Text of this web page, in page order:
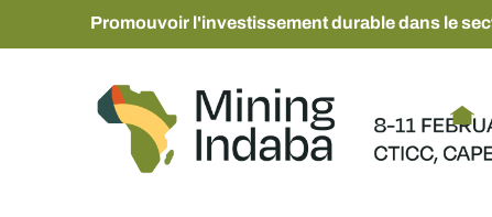
Promouvoir l'investissement durable dans le